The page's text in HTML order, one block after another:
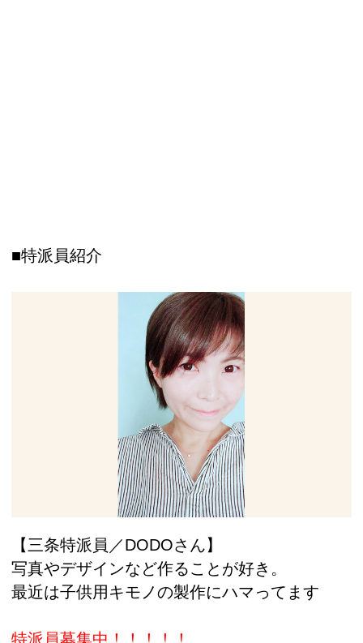
■特派員紹介
【三条特派員／DODOさん】
写真やデザインなど作ることが好き。
最近は子供用キモノの製作にハマってます
特派員募集中！！！！！